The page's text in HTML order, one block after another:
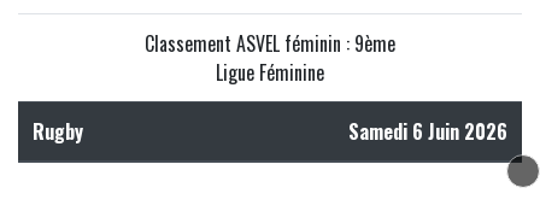
Classement ASVEL féminin : 9ème
Ligue Féminine
Rugby Samedi 6 Juin 2026